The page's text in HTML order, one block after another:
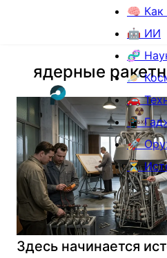
🧠 Как
🤖 ИИ
🧬
🪐
🚗
📱
🚀
⏳
ядерные
Здесь начинается